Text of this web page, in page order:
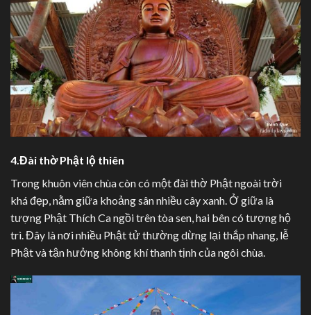
4.Đài thờ Phật lộ thiên
Trong khuôn viên chùa còn có một đài thờ Phật ngoài trời
khá đẹp, nằm giữa khoảng sân nhiều cây xanh. Ở giữa là
tượng Phật Thích Ca ngồi trên tòa sen, hai bên có tượng hộ
trì. Đây là nơi nhiều Phật tử thường dừng lại thắp nhang, lễ
Phật và tận hưởng không khí thanh tịnh của ngôi chùa.